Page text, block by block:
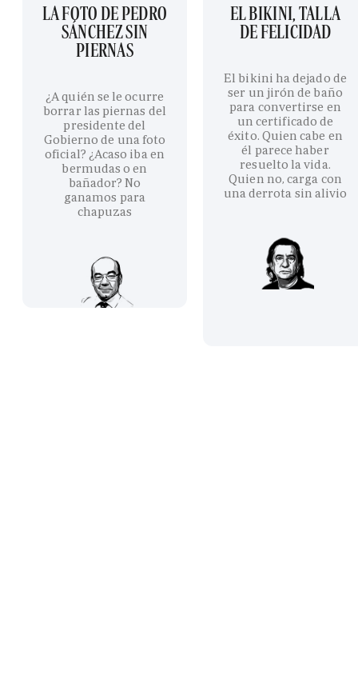
LA FOTO DE PEDRO
SÁNCHEZ SIN
PIERNAS
¿A quién se le ocurre
borrar las piernas del
presidente del
Gobierno de una foto
oficial? ¿Acaso iba en
bermudas o en
bañador? No
ganamos para
chapuzas
EL BIKINI, TALLA
DE FELICIDAD
El bikini ha dejado de
ser un jirón de baño
para convertirse en
un certificado de
éxito. Quien cabe en
él parece haber
resuelto la vida.
Quien no, carga con
una derrota sin alivio